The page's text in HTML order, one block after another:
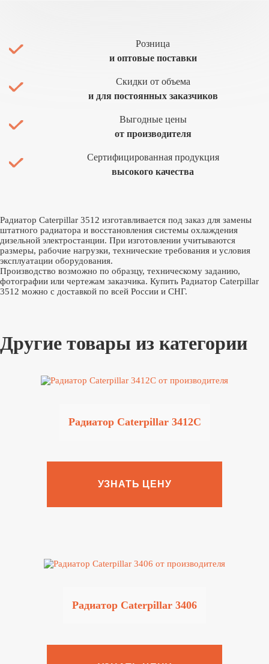
Розница
и оптовые поставки
Скидки от объема
и для постоянных заказчиков
Выгодные цены
от производителя
Сертифицированная продукция
высокого качества
Радиатор Caterpillar 3512 изготавливается под заказ для замены
штатного радиатора и восстановления системы охлаждения
дизельной электростанции. При изготовлении учитываются
размеры, рабочие нагрузки, технические требования и условия
эксплуатации оборудования.
Производство возможно по образцу, техническому заданию,
фотографии или чертежам заказчика. Купить Радиатор Caterpillar
3512 можно с доставкой по всей России и СНГ.
Другие товары из категории
Радиатор Caterpillar 3412C
УЗНАТЬ ЦЕНУ
Радиатор Caterpillar 3406